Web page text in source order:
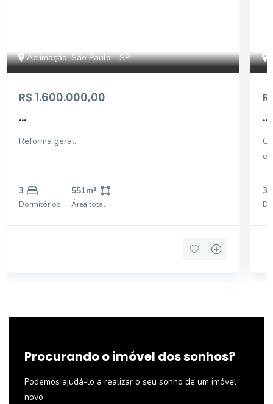
Aclimação, São Paulo - SP
R$ 1.600.000,00
...
Reforma geral.
3
Dormitórios
551m²
Área total
...
e
3
Procurando o imóvel dos sonhos?
Podemos ajudá-lo a realizar o seu sonho de um imóvel
novo